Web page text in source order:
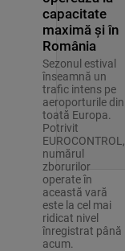
capacitate
maximă și în
România
Sezonul estival
înseamnă un
trafic intens pe
aeroporturile din
toată Europa.
Potrivit
EUROCONTROL,
numărul
zborurilor
operate în
această vară
este la cel mai
ridicat nivel
înregistrat până
acum.